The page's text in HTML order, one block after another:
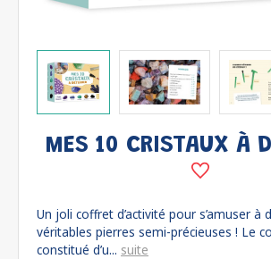
MES 10 CRISTAUX À
Un joli coffret d’activité pour s’amuser à
véritables pierres semi-précieuses ! Le
constitué d’u... suite